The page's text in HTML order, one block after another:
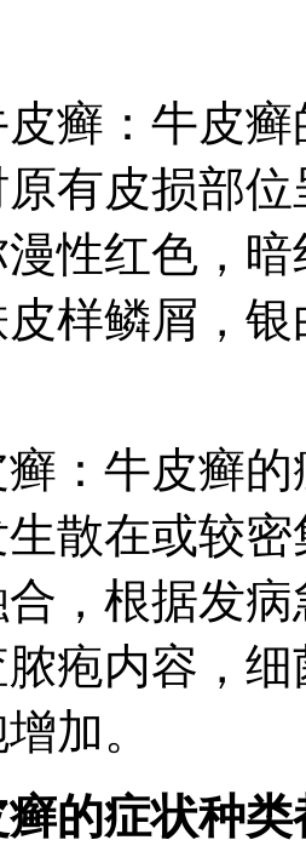
癣：牛皮
有皮损部
性红色，
样鳞屑，
：牛皮癣
散在或较
，根据发
疱内容，
加。
的症状种